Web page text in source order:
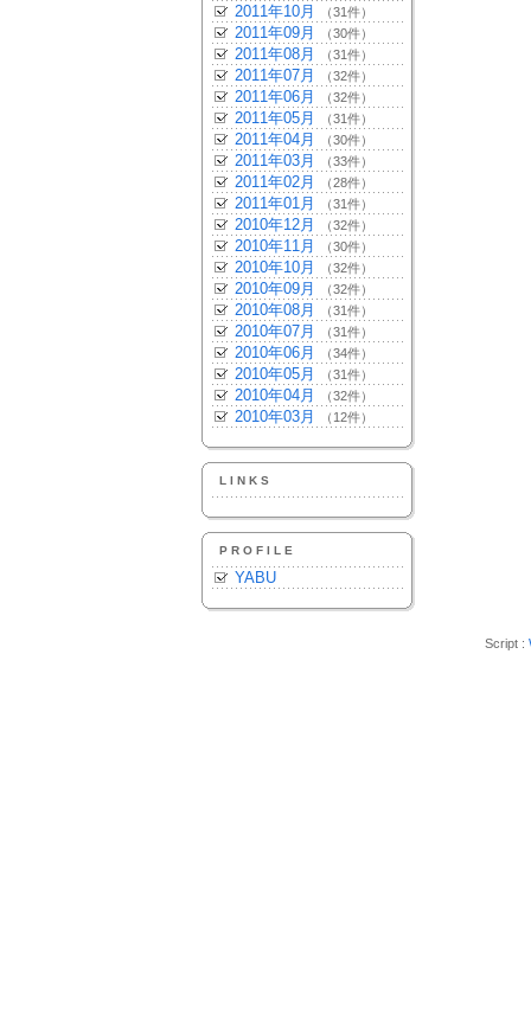
2011年10月 （31件）
2011年09月 （30件）
2011年08月 （31件）
2011年07月 （32件）
2011年06月 （32件）
2011年05月 （31件）
2011年04月 （30件）
2011年03月 （33件）
2011年02月 （28件）
2011年01月 （31件）
2010年12月 （32件）
2010年11月 （30件）
2010年10月 （32件）
2010年09月 （32件）
2010年08月 （31件）
2010年07月 （31件）
2010年06月 （34件）
2010年05月 （31件）
2010年04月 （32件）
2010年03月 （12件）
LINKS
PROFILE
YABU
Script :